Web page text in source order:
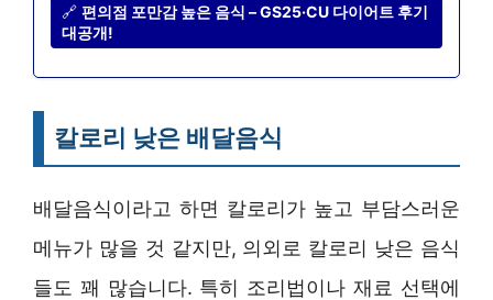
🔗 편의점 포만감 높은 음식 – GS25·CU 다이어트 후기
대공개!
칼로리 낮은 배달음식
배달음식이라고 하면 칼로리가 높고 부담스러운
메뉴가 많을 것 같지만, 의외로 칼로리 낮은 음식
들도 꽤 많습니다. 특히 조리법이나 재료 선택에